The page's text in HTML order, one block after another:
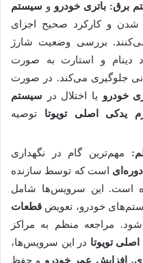
برق: باتری خودرو و سیستم
شدن و کارکرد صحیح اجزای
می‌کنند. بررسی وضعیت شارژ
دینام و استارت به صورت
جلوگیری می‌کند. در صورت
خودرو یا اختلال در سیستم
یدکی اصلی تویوتا توصیه
مهم‌ترین گام در نگهداری
است که توسط سازنده
است. این سرویس‌ها شامل
خودرو، تعویض قطعات
مراجعه منظم به مراکز
تویوتا در این سرویس‌ها،
، افزایش عمر خودرو و حفظ